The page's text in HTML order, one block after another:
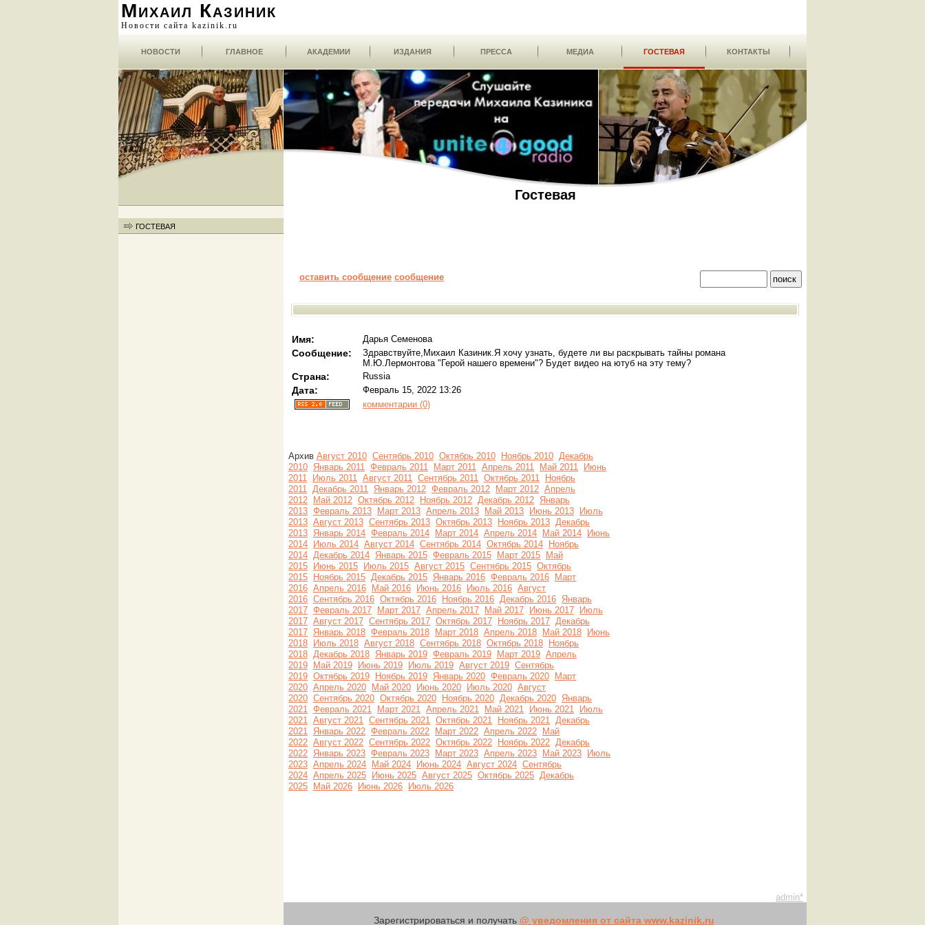
Михаил Казиник
Новости сайта kazinik.ru
НОВОСТИ ГЛАВНОЕ АКАДЕМИИ ИЗДАНИЯ ПРЕССА МЕДИА ГОСТЕВАЯ КОНТАКТЫ
ГОСТЕВАЯ
Гостевая
оставить сообщение сообщение
Имя: Дарья Семенова
Сообщение:
Здравствуйте,Михаил Казиник.Я хочу узнать, будете ли вы раскрывать тайны романа
М.Ю.Лермонтова "Герой нашего времени"? Будет видео на ютуб на эту тему?
Страна: Russia
Дата:
Февраль 15, 2022 13:26
комментарии (0)
Архив Август 2010 Сентябрь 2010 Октябрь 2010 Ноябрь 2010 Декабрь
2010 Январь 2011 Февраль 2011 Март 2011 Апрель 2011 Май 2011
Июнь
2011
Июль 2011 Август 2011 Сентябрь 2011 Октябрь 2011
Ноябрь
2011 Декабрь 2011 Январь 2012 Февраль 2012 Март 2012 Апрель
2012
Май 2012 Октябрь 2012 Ноябрь 2012 Декабрь 2012 Январь
2013 Февраль 2013 Март 2013 Апрель 2013 Май 2013 Июнь 2013
Июль
2013 Август 2013 Сентябрь 2013 Октябрь 2013 Ноябрь 2013 Декабрь
2013 Январь 2014 Февраль 2014 Март 2014 Апрель 2014 Май 2014
Июнь
2014
Июль 2014 Август 2014 Сентябрь 2014 Октябрь 2014
Ноябрь
2014 Декабрь 2014 Январь 2015 Февраль 2015 Март 2015
Май
2015
Июнь 2015 Июль 2015 Август 2015 Сентябрь 2015 Октябрь
2015
Ноябрь 2015 Декабрь 2015 Январь 2016 Февраль 2016
Март
2016 Апрель 2016 Май 2016 Июнь 2016 Июль 2016 Август
2016 Сентябрь 2016 Октябрь 2016 Ноябрь 2016 Декабрь 2016 Январь
2017 Февраль 2017 Март 2017 Апрель 2017 Май 2017 Июнь 2017
Июль
2017 Август 2017 Сентябрь 2017 Октябрь 2017 Ноябрь 2017 Декабрь
2017 Январь 2018 Февраль 2018 Март 2018 Апрель 2018 Май 2018
Июнь
2018
Июль 2018 Август 2018 Сентябрь 2018 Октябрь 2018
Ноябрь
2018 Декабрь 2018 Январь 2019 Февраль 2019 Март 2019 Апрель
2019
Май 2019 Июнь 2019 Июль 2019 Август 2019 Сентябрь
2019 Октябрь 2019 Ноябрь 2019 Январь 2020 Февраль 2020
Март
2020 Апрель 2020 Май 2020 Июнь 2020 Июль 2020 Август
2020 Сентябрь 2020 Октябрь 2020 Ноябрь 2020 Декабрь 2020 Январь
2021 Февраль 2021 Март 2021 Апрель 2021 Май 2021 Июнь 2021
Июль
2021 Август 2021 Сентябрь 2021 Октябрь 2021 Ноябрь 2021 Декабрь
2021 Январь 2022 Февраль 2022 Март 2022 Апрель 2022
Май
2022 Август 2022 Сентябрь 2022 Октябрь 2022 Ноябрь 2022 Декабрь
2022 Январь 2023 Февраль 2023 Март 2023 Апрель 2023 Май 2023
Июль
2023 Апрель 2024 Май 2024 Июнь 2024 Август 2024 Сентябрь
2024 Апрель 2025 Июнь 2025 Август 2025 Октябрь 2025 Декабрь
2025
Май 2026 Июнь 2026 Июль 2026
admin*
Зарегистрироваться и получать @ уведомления от сайта www.kazinik.ru